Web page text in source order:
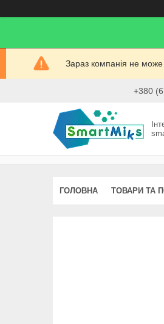
Зараз компанія не
+380
ГОЛОВНА ТОВАРИ ТА